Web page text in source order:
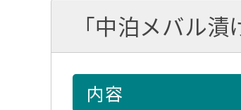
「中泊メバル
内容